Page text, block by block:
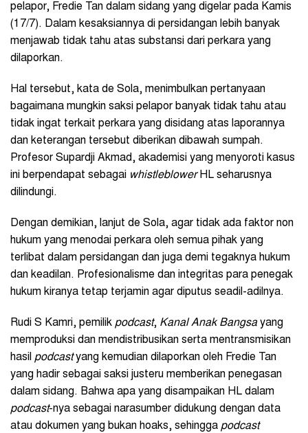
pelapor, Fredie Tan dalam sidang yang digelar pada Kamis
(17/7). Dalam kesaksiannya di persidangan lebih banyak
menjawab tidak tahu atas substansi dari perkara yang
dilaporkan.
Hal tersebut, kata de Sola, menimbulkan pertanyaan
bagaimana mungkin saksi pelapor banyak tidak tahu atau
tidak ingat terkait perkara yang disidang atas laporannya
dan keterangan tersebut diberikan dibawah sumpah.
Profesor Supardji Akmad, akademisi yang menyoroti kasus
ini berpendapat sebagai whistleblowerHL seharusnya
dilindungi.
Dengan demikian, lanjut de Sola, agar tidak ada faktor non
hukum yang menodai perkara oleh semua pihak yang
terlibat dalam persidangan dan juga demi tegaknya hukum
dan keadilan. Profesionalisme dan integritas para penegak
hukum kiranya tetap terjamin agar diputus seadil-adilnya.
Rudi S Kamri, pemilik podcast, Kanal Anak Bangsayang
memproduksi dan mendistribusikan serta mentransmisikan
hasil podcastyang kemudian dilaporkan oleh Fredie Tan
yang hadir sebagai saksi justeru memberikan penegasan
dalam sidang. Bahwa apa yang disampaikan HL dalam
podcast-nya sebagai narasumber didukung dengan data
atau dokumen yang bukan hoaks, sehingga podcast